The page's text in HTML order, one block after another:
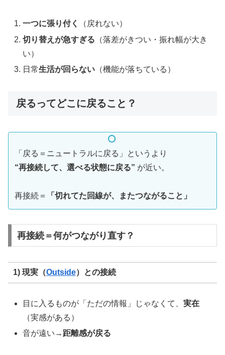
一つに張り付く
（戻れない）
切り替えが急すぎる （落差がきつい・振れ幅が大き
い）
日常生活が回らない （機能が落ちている）
戻るってどこに戻ること？
「戻る＝ニュートラルに戻る」というより
“再接続して、選べる状態に戻る” が近い。
再接続＝ 「切れてた回線が、またつながること」
再接続＝何がつながり直す？
1) 現実（Outside）との接続
目に入るものが「ただの情報」じゃなくて、実在
（実感がある）
音が遠い→ 距離感が戻る